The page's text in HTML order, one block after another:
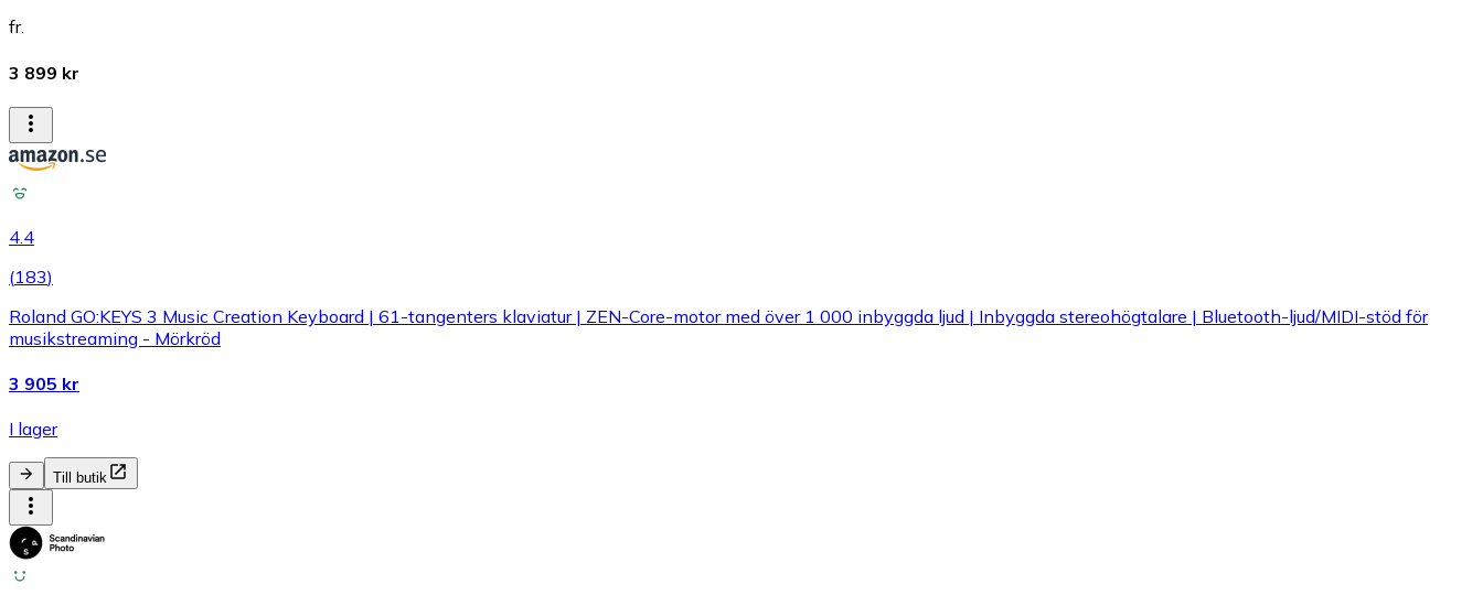
fr.
3 899 kr
4.4
(183)
Roland GO:KEYS 3 Music Creation Keyboard | 61-tangenters klaviatur | ZEN-Core-motor med över 1 000 inbyggda ljud | Inbyggda stereohögtalare | Bluetooth-ljud/MIDI-stöd för
musikstreaming - Mörkröd
3 905 kr
I lager
Till butik